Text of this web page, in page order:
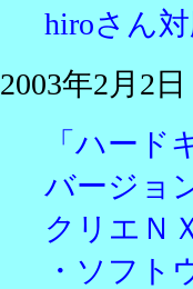
hiroさん
2003年2月2日
「ハー
バージョ
クリエＮ
・ソフト